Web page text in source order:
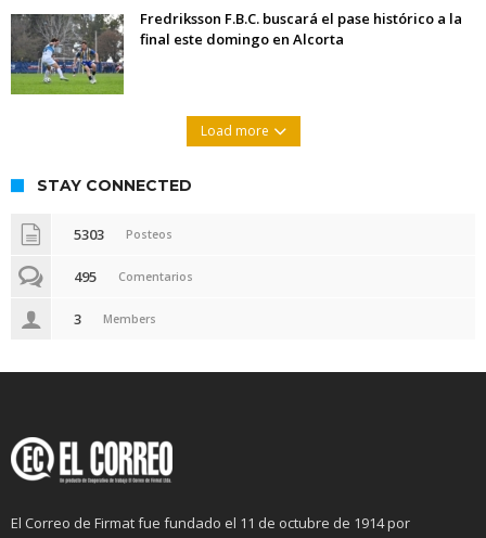
Fredriksson F.B.C. buscará el pase histórico a la
final este domingo en Alcorta
Load more
STAY CONNECTED
5303 Posteos
495 Comentarios
3 Members
El Correo de Firmat fue fundado el 11 de octubre de 1914 por